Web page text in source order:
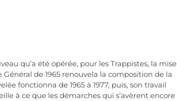
qu’a été opérée, pour les Trappistes, la mise
de 1965 renouvela la composition de la
fonctionna de 1965 à 1977, puis, son travail
à ce que les démarches qui s’avèrent encore